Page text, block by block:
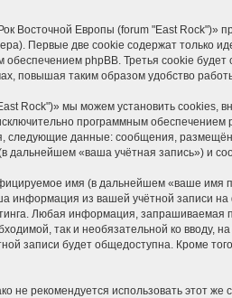
Восточной Европы (forum "East Rock")»
Первые две cookie содержат только
phpBB. Третья cookie
повышая таким образом удобство
Rock")» мы можем установить
программным
следующие данные: сообщения,
дальнейшем «ваша учётная запись») и
имя (в дальнейшем «ваше
из вашей учётной записи
Любая информация, запрашиваемая
так и необязательной ко
записи будет общедоступна. Кроме
рекомендуется использовать этот же